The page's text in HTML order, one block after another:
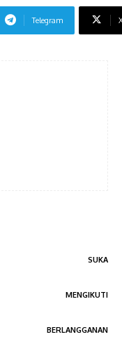
Telegram
SUKA
MENGIKUTI
BERLANGGANAN